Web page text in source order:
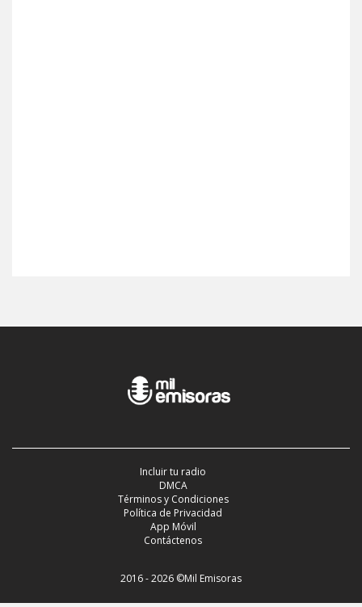
Incluir tu radio
DMCA
Términos y Condiciones
Política de Privacidad
App Móvil
Contáctenos
2016 - 2026 ©Mil Emisoras